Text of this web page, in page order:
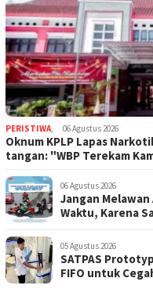
PERISTIWA, 06 Agustus 2026
Oknum KPLP Lapas
tangan: "WBP Terekam
06 Agustus 2026
Jangan
Waktu, Karena
05 Agustus 2026
SATPAS
FIFO untuk